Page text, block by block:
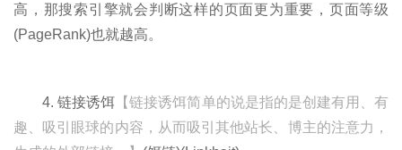
高，那搜索引擎就会判断这样的页面更为重要，页面等级
(PageRank)也就越高。
4. 链接诱饵 【链接诱饵简单的说是指的是创建有用、有
趣、吸引眼球的内容，从而吸引其他站长、博主的注意力，